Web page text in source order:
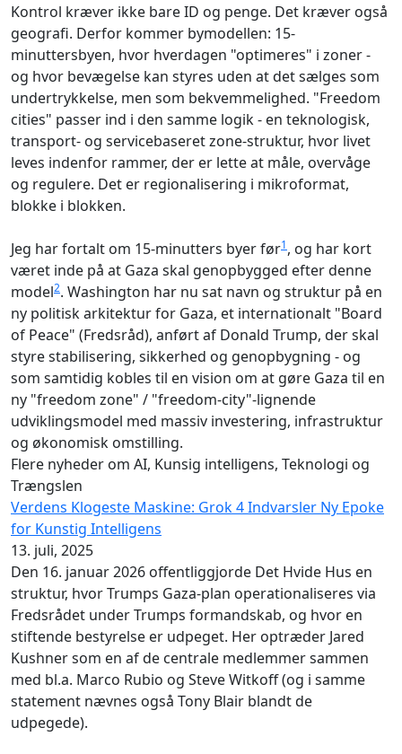
Kontrol kræver ikke bare ID og penge. Det kræver også
geografi. Derfor kommer bymodellen: 15-
minuttersbyen, hvor hverdagen "optimeres" i zoner -
og hvor bevægelse kan styres uden at det sælges som
undertrykkelse, men som bekvemmelighed. "Freedom
cities" passer ind i den samme logik - en teknologisk,
transport- og servicebaseret zone-struktur, hvor livet
leves indenfor rammer, der er lette at måle, overvåge
og regulere. Det er regionalisering i mikroformat,
blokke i blokken.
Jeg har fortalt om 15-minutters byer før1, og har kort
været inde på at Gaza skal genopbygged efter denne
model2. Washington har nu sat navn og struktur på en
ny politisk arkitektur for Gaza, et internationalt "Board
of Peace" (Fredsråd), anført af Donald Trump, der skal
styre stabilisering, sikkerhed og genopbygning - og
som samtidig kobles til en vision om at gøre Gaza til en
ny "freedom zone" / "freedom-city"-lignende
udviklingsmodel med massiv investering, infrastruktur
og økonomisk omstilling.
Flere nyheder om AI, Kunsig intelligens, Teknologi og
Trængslen
Verdens Klogeste Maskine: Grok 4 Indvarsler Ny Epoke
for Kunstig Intelligens
13. juli, 2025
Den 16. januar 2026 offentliggjorde Det Hvide Hus en
struktur, hvor Trumps Gaza-plan operationaliseres via
Fredsrådet under Trumps formandskab, og hvor en
stiftende bestyrelse er udpeget. Her optræder Jared
Kushner som en af de centrale medlemmer sammen
med bl.a. Marco Rubio og Steve Witkoff (og i samme
statement nævnes også Tony Blair blandt de
udpegede).